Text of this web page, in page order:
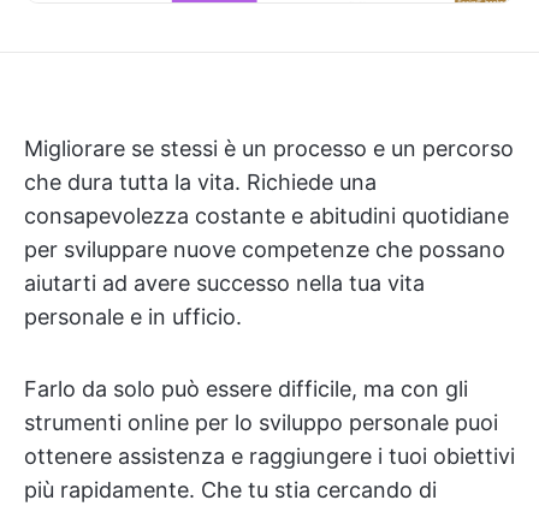
Migliorare se stessi è un processo e un percorso
che dura tutta la vita. Richiede una
consapevolezza costante e abitudini quotidiane
per sviluppare nuove competenze che possano
aiutarti ad avere successo nella tua vita
personale e in ufficio.
Farlo da solo può essere difficile, ma con gli
strumenti online per lo sviluppo personale puoi
ottenere assistenza e raggiungere i tuoi obiettivi
più rapidamente. Che tu stia cercando di